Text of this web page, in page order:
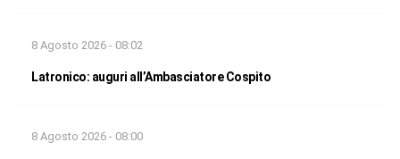
8 Agosto 2026 - 08:02
Latronico: auguri all’Ambasciatore Cospito
8 Agosto 2026 - 08:00